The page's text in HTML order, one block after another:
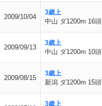
2009/10/04
3歳上
中山 ダ1200m 16頭
2009/09/13
3歳上
中山 ダ1200m 10頭
2009/08/15
3歳上
新潟 ダ1200m 15頭
3歳上